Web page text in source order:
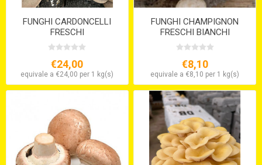
FUNGHI CARDONCELLI
FRESCHI
€24,00
equivale a €24,00 per 1 kg(s)
FUNGHI CHAMPIGNON
FRESCHI BIANCHI
€8,10
equivale a €8,10 per 1 kg(s)